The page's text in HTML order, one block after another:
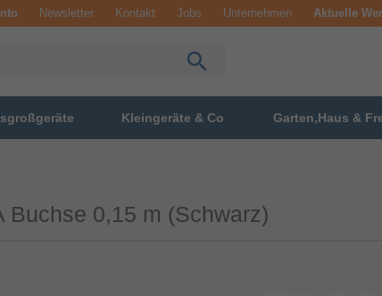
Newsletter Kontakt Jobs Unternehmen Aktuelle
Kleingeräte & Co Garten,Haus &
Buchse 0,15 m (Schwarz)